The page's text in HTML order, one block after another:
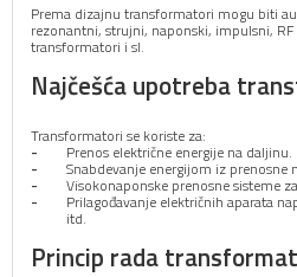
Prema dizajnu transformatori mogu biti
rezonantni, strujni, naponski, impulsni,
transformatori i sl.
Najčešća upotreba
Transformatori se koriste za:
Prenos električne energije na daljinu.
Snabdevanje energijom iz prenosne
Visokonaponske prenosne sisteme
Prilagođavanje električnih aparata
itd.
Princip rada